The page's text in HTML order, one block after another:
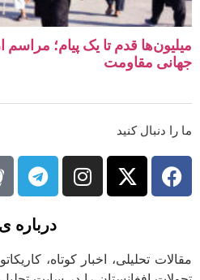
قدم تا یک پیام؛ مراسم
مقاومت
دنبال کنید
درباره ی ما
تحلیلی، اخبار کوتاه، کاریکاتور و